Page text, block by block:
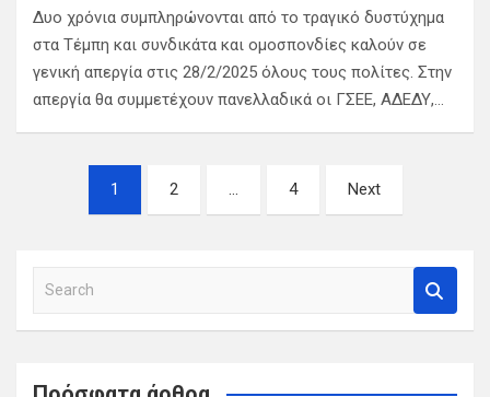
Δυο χρόνια συμπληρώνονται από το τραγικό δυστύχημα
στα Τέμπη και συνδικάτα και ομοσπονδίες καλούν σε
γενική απεργία στις 28/2/2025 όλους τους πολίτες. Στην
απεργία θα συμμετέχουν πανελλαδικά οι ΓΣΕΕ, ΑΔΕΔΥ,…
Σελιδοποίηση
άρθρων
1 2 … 4 Next
a
c